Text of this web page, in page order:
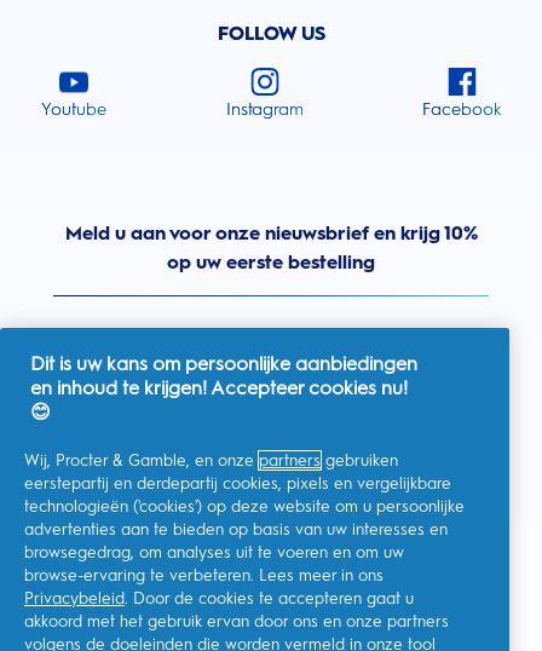
FOLLOW US
Youtube Instagram Facebook
Meld u aan voor onze nieuwsbrief en krijg 10%
op uw eerste bestelling
Ik geef toestemming voor het ontvangen van
gepersonaliseerde communicatie met betrekking tot
aanbiedingen, nieuws en andere promotionele initiatieven van
Oral-B en andere
P&G-merken
kan me op elk momentafmelden.
Procter & Gamble, als verwerkingsverantwoordelijke, zal uw
persoonlijke gegevens verwerken zodat u zich bij deze site kunt
registreren en de interactie kunt aangaan met de aangeboden
Dit is uw kans om persoonlijke aanbiedingen
en inhoud te krijgen! Accepteer cookies nu!
😊
Wij, Procter & Gamble, en onze partners gebruiken
eerstepartij en derdepartij cookies, pixels en vergelijkbare
technologieën ('cookies') op deze website om u persoonlijke
advertenties aan te bieden op basis van uw interesses en
browsegedrag, om analyses uit te voeren en om uw
browse-ervaring te verbeteren. Lees meer in ons
Privacybeleid. Door de cookies te accepteren gaat u
akkoord met het gebruik ervan door ons en onze partners
volgens de doeleinden die worden vermeld in onze tool